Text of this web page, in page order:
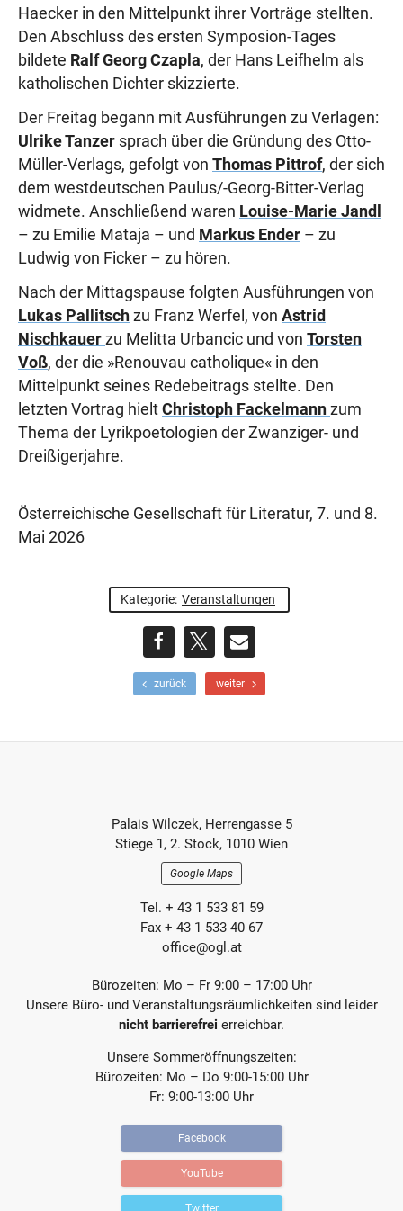
Haecker in den Mittelpunkt ihrer Vorträge stellten.
Den Abschluss des ersten Symposion-Tages
bildete Ralf Georg Czapla, der Hans Leifhelm als
katholischen Dichter skizzierte.
Der Freitag begann mit Ausführungen zu Verlagen:
Ulrike Tanzer sprach über die Gründung des Otto-
Müller-Verlags, gefolgt von Thomas Pittrof, der sich
dem westdeutschen Paulus/-Georg-Bitter-Verlag
widmete. Anschließend waren Louise-Marie Jandl
– zu Emilie Mataja – und Markus Ender – zu
Ludwig von Ficker – zu hören.
Nach der Mittagspause folgten Ausführungen von
Lukas Pallitsch zu Franz Werfel, von Astrid
Nischkauer zu Melitta Urbancic und von Torsten
Voß, der die »Renouvau catholique« in den
Mittelpunkt seines Redebeitrags stellte. Den
letzten Vortrag hielt Christoph Fackelmann zum
Thema der Lyrikpoetologien der Zwanziger- und
Dreißigerjahre.
Österreichische Gesellschaft für Literatur, 7. und 8.
Mai 2026
Kategorie: Veranstaltungen
teilen E-
zurück
r
e
i
t
r
weiter
N
ä
e
g
Palais Wilczek, Herrengasse 5
Stiege 1, 2. Stock, 1010 Wien
Google Maps
Tel. + 43 1 533 81 59
Fax + 43 1 533 40 67
office@ogl.at
Bürozeiten: Mo – Fr 9:00 – 17:00 Uhr
Unsere Büro- und Veranstaltungsräumlichkeiten sind leider
nicht barrierefrei erreichbar.
Unsere Sommeröffnungszeiten:
Bürozeiten: Mo – Do 9:00-15:00 Uhr
Fr: 9:00-13:00 Uhr
Facebook
YouTube
Twitter